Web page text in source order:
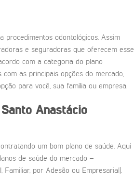
procedimentos odontológicos. Assim
e seguradoras que oferecem esse
com a categoria do plano
as principais opções do mercado,
para você, sua família ou empresa.
Santo Anastácio
um bom plano de saúde. Aqui
de saúde do mercado –
por Adesão ou Empresarial).